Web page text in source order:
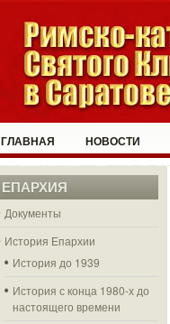
ГЛАВНАЯ НОВОСТИ
ЕПАРХИЯ
Документы
История Епархии
История до 1939
История с конца 1980-х до
настоящего времени